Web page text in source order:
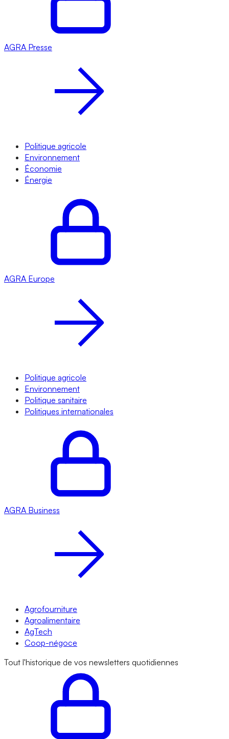
AGRA Presse
Politique agricole
Environnement
Économie
Énergie
AGRA Europe
Politique agricole
Environnement
Politique sanitaire
Politiques internationales
AGRA Business
Agrofourniture
Agroalimentaire
AgTech
Coop-négoce
Tout l'historique de vos newsletters quotidiennes